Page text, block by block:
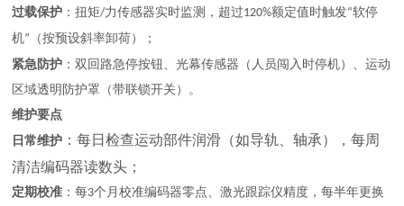
过载保护 ：扭矩/力传感器实时监测，超过120%额定值时触发“软停
机” （按预设斜率卸荷）；
紧急防护 ：双回路急停按钮、光幕传感器（人员闯入时停机）、运动
区域透明防护罩（带联锁开关）。
维护要点
日常维护 ：每日检查运动部件润滑（如导轨、轴承），每周
清洁编码器读数头；
定期校准 ：每3个月校准编码器零点、激光跟踪仪精度，每半年更换